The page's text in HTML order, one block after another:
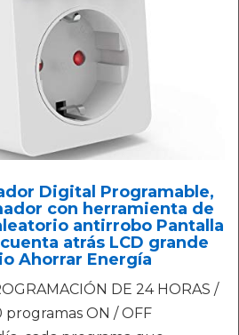
Digital Programable,
con herramienta de
antirrobo Pantalla
atrás LCD grande
Ahorrar Energía
DE 24 HORAS /
programas ON / OFF